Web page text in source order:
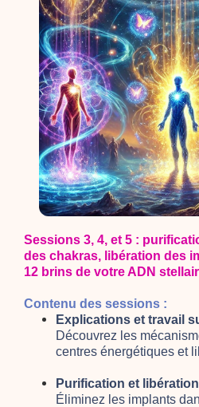
Sessions 3, 4, et 5 :
des chakras, libération des
12 brins de votre ADN
Contenu des sessions :
Explications et travail
Découvrez les
centres énergétiques et
Purification et
Éliminez les implants